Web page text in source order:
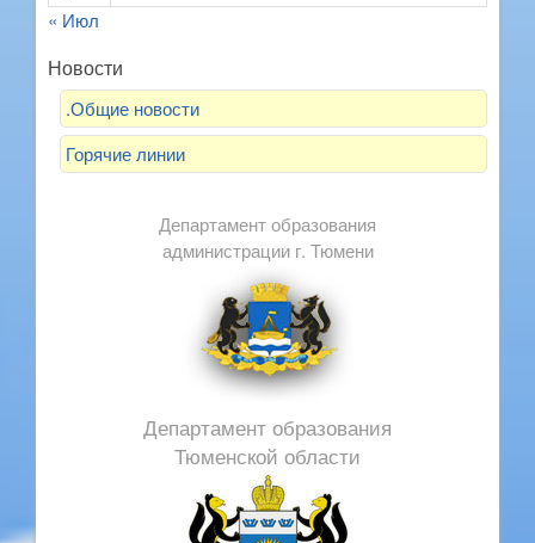
« Июл
Новости
.Общие новости
Горячие линии
Департамент образования
администрации г. Тюмени
Департамент образования
Тюменской области